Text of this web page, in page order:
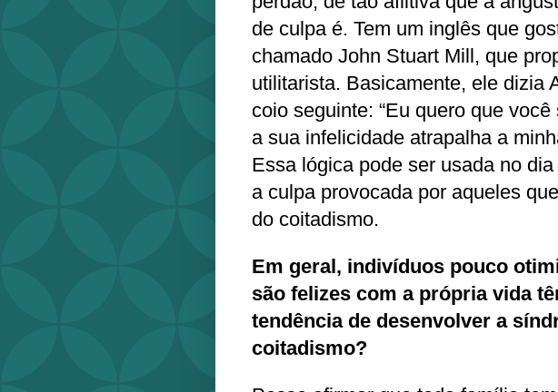
de culpa é. Tem um inglês que
chamado John Stuart Mill, que
utilitarista. Basicamente, ele dizia
coio seguinte: “Eu quero que
a sua infelicidade atrapalha a
Essa lógica pode ser usada no
a culpa provocada por aqueles
do coitadismo.
Em geral, indivíduos pouco
são felizes com a própria vida
tendência de desenvolver a
coitadismo?